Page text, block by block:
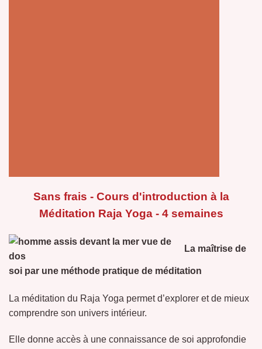
Sans frais - Cours d'introduction à la
Méditation Raja Yoga - 4 semaines
La maîtrise de
soi par une méthode pratique de méditation
La méditation du Raja Yoga permet d’explorer et de mieux
comprendre son univers intérieur.
Elle donne accès à une connaissance de soi approfondie